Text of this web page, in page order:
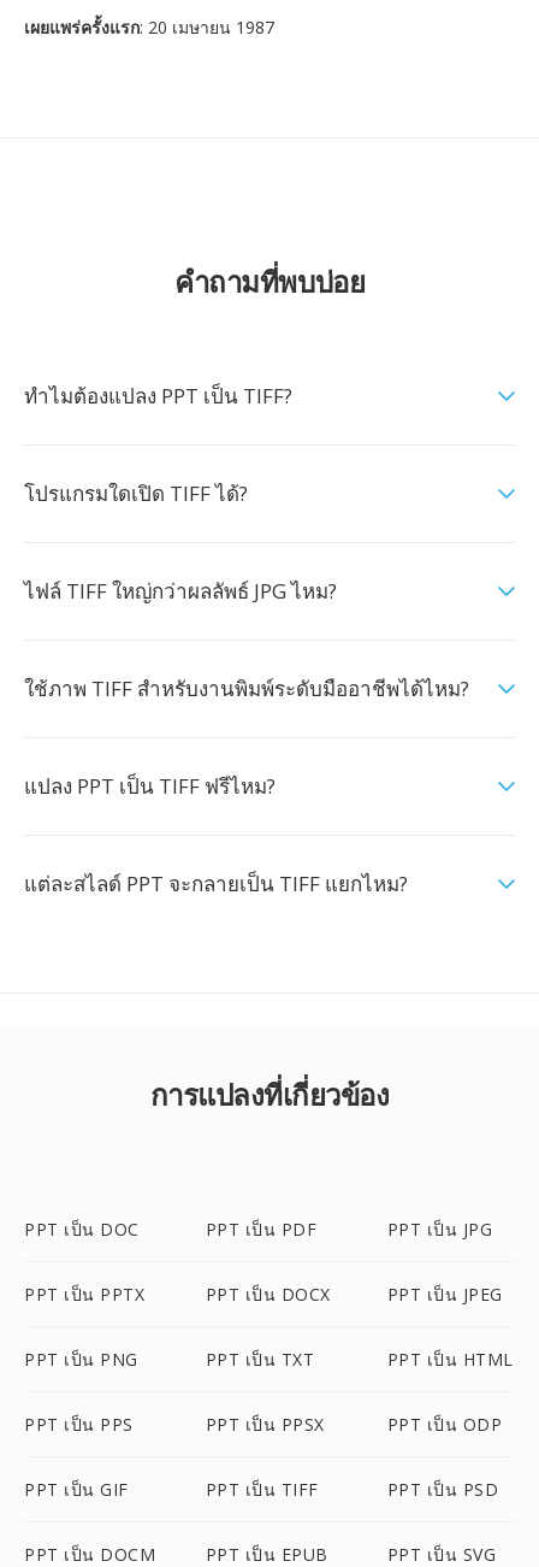
เผยแพร่ครั้งแรก: 20 เมษายน 1987
คำถามที่พบบ่อย
ทำไมต้องแปลง PPT เป็น TIFF?
โปรแกรมใดเปิด TIFF ได้?
ไฟล์ TIFF ใหญ่กว่าผลลัพธ์ JPG ไหม?
ใช้ภาพ TIFF สำหรับงานพิมพ์ระดับมืออาชีพได้ไหม?
แปลง PPT เป็น TIFF ฟรีไหม?
แต่ละสไลด์ PPT จะกลายเป็น TIFF แยกไหม?
การแปลงที่เกี่ยวข้อง
PPT เป็น DOC PPT เป็น PDF PPT เป็น JPG
PPT เป็น PPTX PPT เป็น DOCX PPT เป็น JPEG
PPT เป็น PNG PPT เป็น TXT PPT เป็น HTML
PPT เป็น PPS PPT เป็น PPSX PPT เป็น ODP
PPT เป็น GIF PPT เป็น TIFF PPT เป็น PSD
PPT เป็น DOCM PPT เป็น EPUB PPT เป็น SVG